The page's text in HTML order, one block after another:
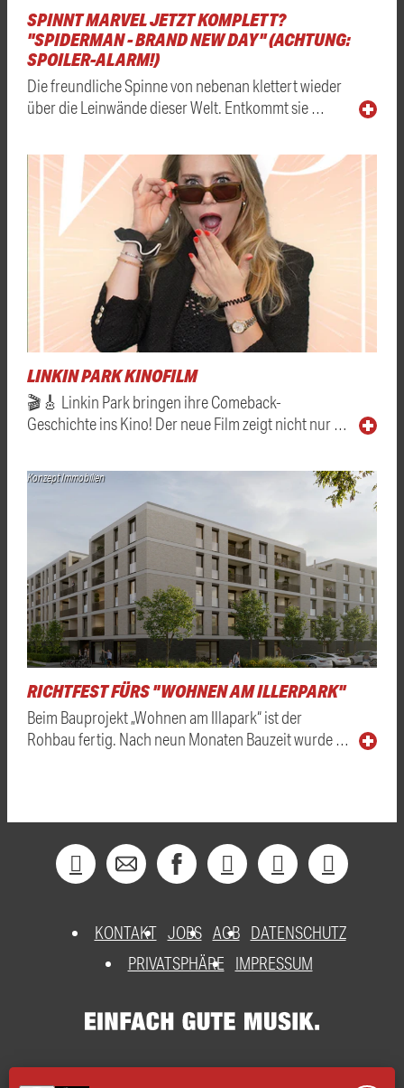
SPINNT MARVEL JETZT KOMPLETT?
"SPIDERMAN - BRAND NEW DAY" (ACHTUNG:
SPOILER-ALARM!)
Die freundliche Spinne von nebenan klettert wieder
über die Leinwände dieser Welt. Entkommt sie …
LINKIN PARK KINOFILM
🎬🎸 Linkin Park bringen ihre Comeback-
Geschichte ins Kino! Der neue Film zeigt nicht nur …
Konzept Immobilien
RICHTFEST FÜRS "WOHNEN AM ILLERPARK"
Beim Bauprojekt „Wohnen am Illapark“ ist der
Rohbau fertig. Nach neun Monaten Bauzeit wurde …
KONTAKT JOBS AGB DATENSCHUTZ
PRIVATSPHÄRE
IMPRESSUM